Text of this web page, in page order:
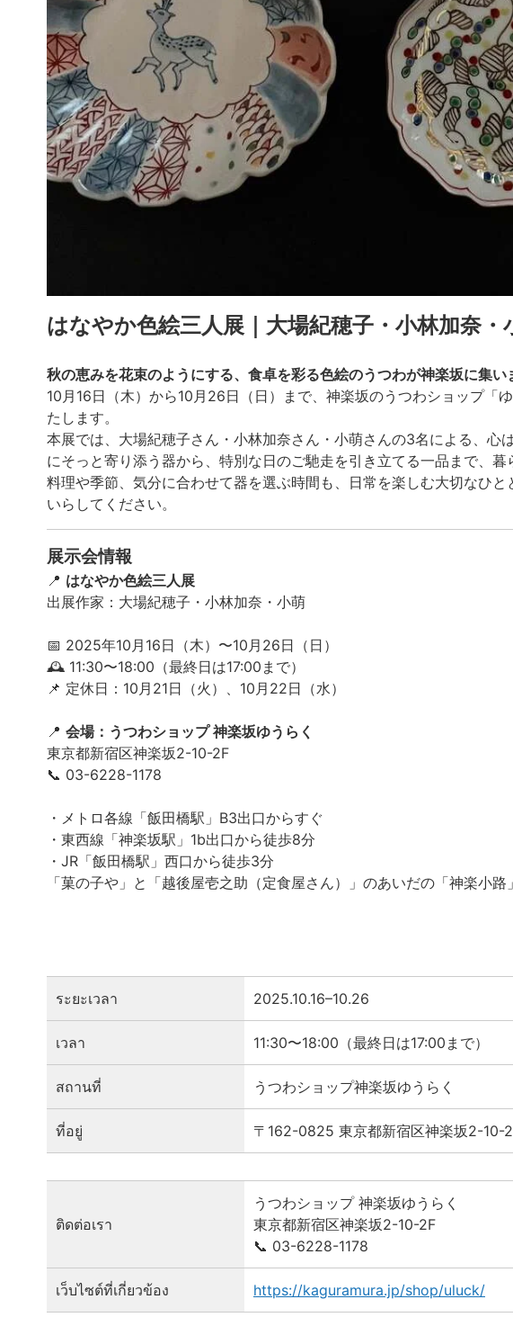
はなやか色絵三人展｜大場紀穂子・小林加奈・
秋の恵みを花束のようにする、食卓を彩る色絵のうつわが神楽坂に集い
10月16日（木）から10月26日（日）まで、神楽坂のうつわショップ「
たします。
本展では、大場紀穂子さん・小林加奈さん・小萌さんの3名による、心
にそっと寄り添う器から、特別な日のご馳走を引き立てる一品まで、暮
料理や季節、気分に合わせて器を選ぶ時間も、日常を楽しむ大切なひ
いらしてください。
展示会情報
📍 はなやか色絵三人展
出展作家：大場紀穂子・小林加奈・小萌
📅 2025年10月16日（木）〜10月26日（日）
🕰 11:30〜18:00（最終日は17:00まで）
📌 定休日：10月21日（火）、10月22日（水）
📍 会場：うつわショップ 神楽坂ゆうらく
東京都新宿区神楽坂2-10-2F
📞 03-6228-1178
・メトロ各線「飯田橋駅」B3出口からすぐ
・東西線「神楽坂駅」1b出口から徒歩8分
・JR「飯田橋駅」西口から徒歩3分
「菓の子や」と「越後屋壱之助（定食屋さん）」のあいだの「神楽小路
ระยะเวลา 2025.10.16–10.26
เวลา 11:30〜18:00（最終日は17:00まで）
สถานที่ うつわショップ神楽坂ゆうらく
ที่อยู่ 〒162-0825 東京都新宿区神楽坂2-10-
ติดต่อเรา
うつわショップ 神楽坂ゆうらく
東京都新宿区神楽坂2-10-2F
📞 03-6228-1178
เว็บไซต์ที่เกี่ยวข้อง https://kaguramura.jp/shop/uluck/